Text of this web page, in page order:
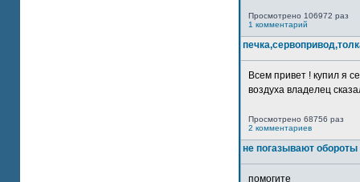
Просмотрено 106972 раз
1 комментарий
Всем привет ! купил я
воздуха владелец
Просмотрено 68756 раз
2 комментариев
не погазывают обороты
помогите